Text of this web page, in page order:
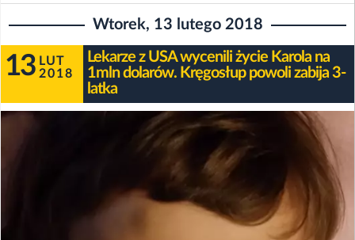
Wtorek, 13 lutego 2018
13 LUT
2018
Lekarze z USA wycenili życie Karola na
1mln dolarów. Kręgosłup powoli zabija 3-
latka